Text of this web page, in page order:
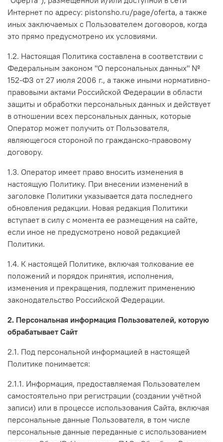
Интернет по адресу: pistonsho.ru/page/oferta, а также
иных заключаемых с Пользователем договоров, когда
это прямо предусмотрено их условиями.
1.2. Настоящая Политика составлена в соответствии с
Федеральным законом "О персональных данных" №
152-ФЗ от 27 июля 2006 г., а также иными нормативно-
правовыми актами Российской Федерации в области
защиты и обработки персональных данных и действует
в отношении всех персональных данных, которые
Оператор может получить от Пользователя,
являющегося стороной по гражданско-правовому
договору.
1.3. Оператор имеет право вносить изменения в
настоящую Политику. При внесении изменений в
заголовке Политики указывается дата последнего
обновления редакции. Новая редакция Политики
вступает в силу с момента ее размещения на сайте,
если иное не предусмотрено новой редакцией
Политики.
1.4. К настоящей Политике, включая толкование ее
положений и порядок принятия, исполнения,
изменения и прекращения, подлежит применению
законодательство Российской Федерации.
2. Персональная информация Пользователей, которую
обрабатывает Сайт
2.1. Под персональной информацией в настоящей
Политике понимается:
2.1.1. Информация, предоставляемая Пользователем
самостоятельно при регистрации (создании учётной
записи) или в процессе использования Сайта, включая
персональные данные Пользователя, в том числе
персональные данные переданные с использованием